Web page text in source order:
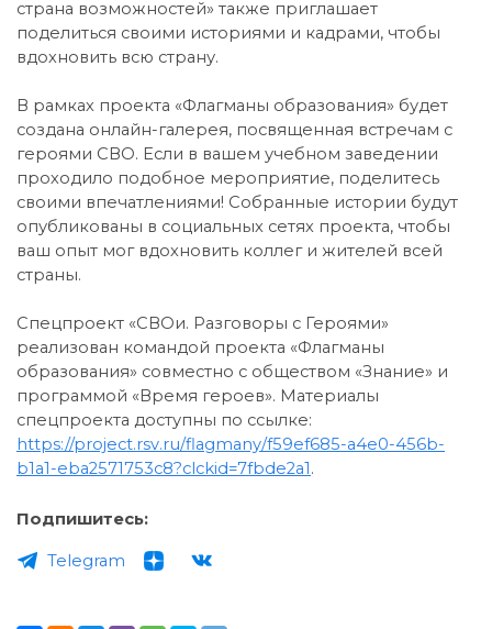
страна возможностей» также приглашает
поделиться своими историями и кадрами, чтобы
вдохновить всю страну.
В рамках проекта «Флагманы образования» будет
создана онлайн-галерея, посвященная встречам с
героями СВО. Если в вашем учебном заведении
проходило подобное мероприятие, поделитесь
своими впечатлениями! Собранные истории будут
опубликованы в социальных сетях проекта, чтобы
ваш опыт мог вдохновить коллег и жителей всей
страны.
Спецпроект «СВОи. Разговоры с Героями»
реализован командой проекта «Флагманы
образования» совместно с обществом «Знание» и
программой «Время героев». Материалы
спецпроекта доступны по ссылке:
https://project.rsv.ru/flagmany/f59ef685-a4e0-456b-
b1a1-eba2571753c8?clckid=7fbde2a1.
Подпишитесь:
Telegram